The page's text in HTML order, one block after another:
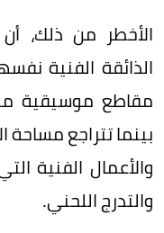
الأخطر من ذلك،
الذائقة الفنية
مقاطع موسيقية
بينما تتراجع مساحة
والأعمال الفنية
والتدرج اللحني.